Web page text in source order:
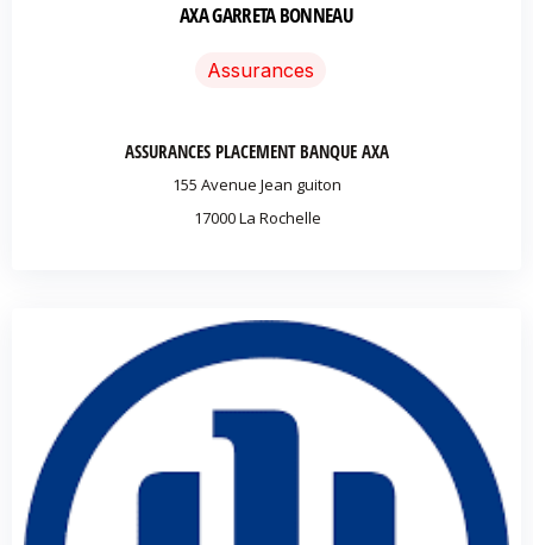
AXA GARRETA BONNEAU
Assurances
ASSURANCES PLACEMENT BANQUE AXA
155 Avenue Jean guiton
17000 La Rochelle